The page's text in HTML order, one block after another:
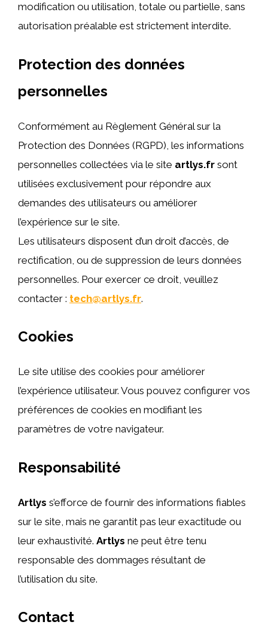
modification ou utilisation, totale ou partielle, sans
autorisation préalable est strictement interdite.
Protection des données
personnelles
Conformément au Règlement Général sur la
Protection des Données (RGPD), les informations
personnelles collectées via le site artlys.fr sont
utilisées exclusivement pour répondre aux
demandes des utilisateurs ou améliorer
l’expérience sur le site.
Les utilisateurs disposent d’un droit d’accès, de
rectification, ou de suppression de leurs données
personnelles. Pour exercer ce droit, veuillez
contacter : tech@artlys.fr.
Cookies
Le site utilise des cookies pour améliorer
l’expérience utilisateur. Vous pouvez configurer vos
préférences de cookies en modifiant les
paramètres de votre navigateur.
Responsabilité
Artlys s’efforce de fournir des informations fiables
sur le site, mais ne garantit pas leur exactitude ou
leur exhaustivité. Artlys ne peut être tenu
responsable des dommages résultant de
l’utilisation du site.
Contact